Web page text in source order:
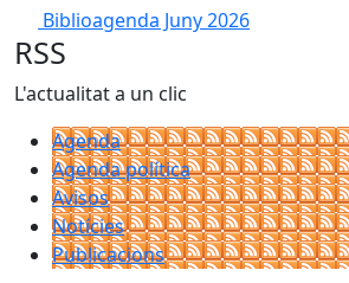
Biblioagenda Juny 2026
RSS
L'actualitat a un clic
Agenda
Agenda política
Avisos
Notícies
Publicacions